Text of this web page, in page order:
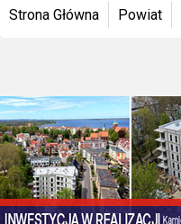
Strona Główna Powiat